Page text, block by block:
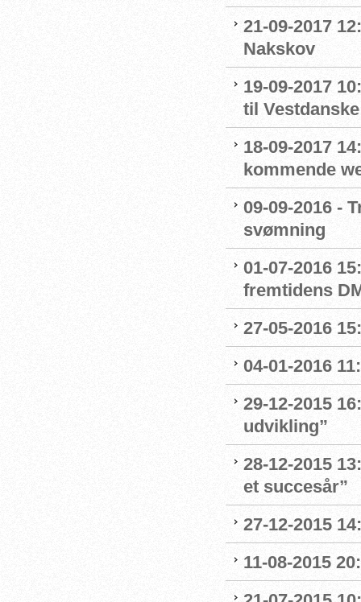
21-09-2017
Nakskov
19-09-2017
til
18-09-2017
kommende
09-09-2016 -
svømning
01-07-2016
fremtidens
27-05-2016
04-01-2016
29-12-2015
udvikling”
28-12-2015
et succesår”
27-12-2015
11-08-2015